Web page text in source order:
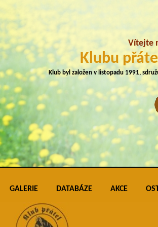
Vítejte
Klubu
Klub byl založen v listopadu 1991,
Přehled vrhů
GALERIE
Podmínky pro vkládání do galerie
DATABÁZE AKCE